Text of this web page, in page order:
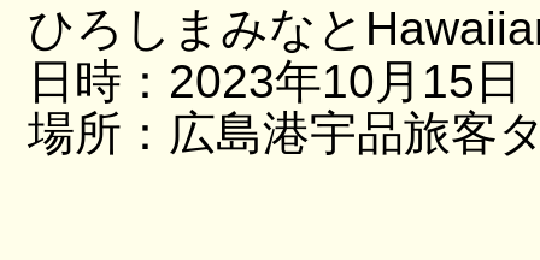
ひろしまみなと
日時：2023年10月15
場所：広島港宇品旅客